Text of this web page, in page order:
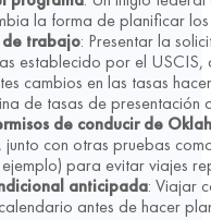
la forma de planificar
trabajo: Presentar la
establecido por el
cambios en las tasas
de tasas de
de conducir de
con otras pruebas
para evitar viajes
anticipada: Viajar
antes de hacer